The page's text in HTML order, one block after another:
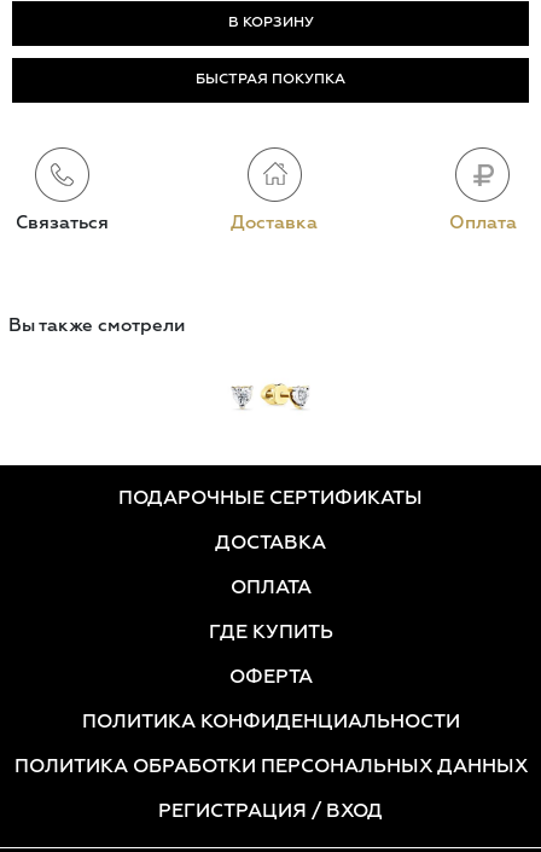
БЫСТРАЯ ПОКУПКА
Связаться Доставка Оплата
Вы также смотрели
ПОДАРОЧНЫЕ СЕРТИФИКАТЫ
ДОСТАВКА
ОПЛАТА
ГДЕ КУПИТЬ
ОФЕРТА
ПОЛИТИКА КОНФИДЕНЦИАЛЬНОСТИ
ПОЛИТИКА ОБРАБОТКИ ПЕРСОНАЛЬНЫХ ДАННЫХ
РЕГИСТРАЦИЯ / ВХОД